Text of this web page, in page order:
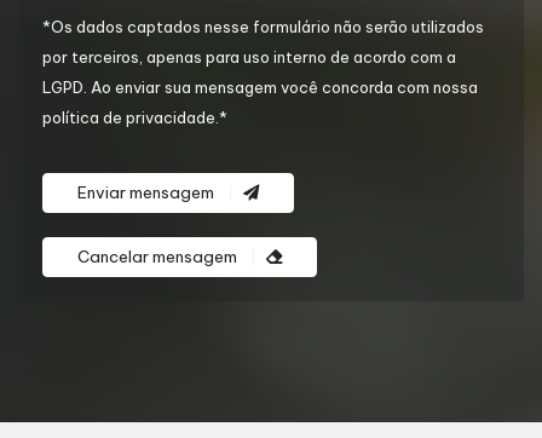
*Os dados captados nesse formulário não serão utilizados
por terceiros, apenas para uso interno de acordo com a
LGPD . Ao enviar sua mensagem você concorda com nossa
política de privacidade.*
Enviar mensagem
Cancelar mensagem